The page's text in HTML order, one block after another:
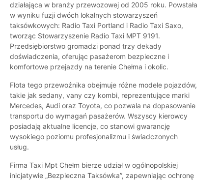
działająca w branży przewozowej od 2005 roku. Powstała
w wyniku fuzji dwóch lokalnych stowarzyszeń
taksówkowych: Radio Taxi Portland i Radio Taxi Saxo,
tworząc Stowarzyszenie Radio Taxi MPT 9191.
Przedsiębiorstwo gromadzi ponad trzy dekady
doświadczenia, oferując pasażerom bezpieczne i
komfortowe przejazdy na terenie Chełma i okolic.
Flota tego przewoźnika obejmuje różne modele pojazdów,
takie jak sedany, vany czy kombi, reprezentujące marki
Mercedes, Audi oraz Toyota, co pozwala na dopasowanie
transportu do wymagań pasażerów. Wszyscy kierowcy
posiadają aktualne licencje, co stanowi gwarancję
wysokiego poziomu profesjonalizmu i świadczonych
usług.
Firma Taxi Mpt Chełm bierze udział w ogólnopolskiej
inicjatywie „Bezpieczna Taksówka”, zapewniając ochronę